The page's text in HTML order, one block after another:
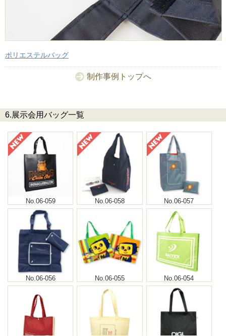
ポリエステルバッグ
制作事例トップへ
6.展示会用バッグ一覧
No.06-059 No.06-058 No.06-057
No.06-056 No.06-055 No.06-054